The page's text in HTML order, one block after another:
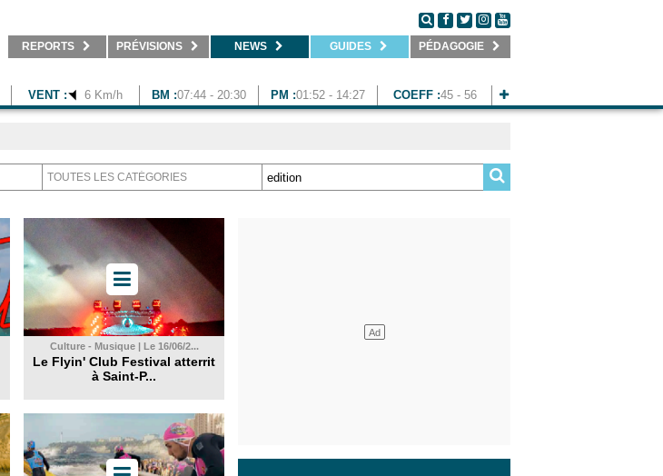
REPORTS PRÉVISIONS NEWS GUIDES PÉDAGOGIE
VENT : 6 Km/h BM :07:44 - 20:30 PM :01:52 - 14:27 COEFF :45 - 56
Culture - Musique | Le 16/06/2...
Le Flyin' Club Festival atterrit
à Saint-P...